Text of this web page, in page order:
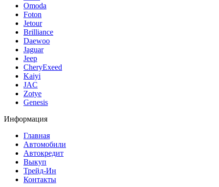
Omoda
Foton
Jetour
Brilliance
Daewoo
Jaguar
Jeep
CheryExeed
Kaiyi
JAC
Zotye
Genesis
Информация
Главная
Автомобили
Автокредит
Выкуп
Трейд-Ин
Контакты